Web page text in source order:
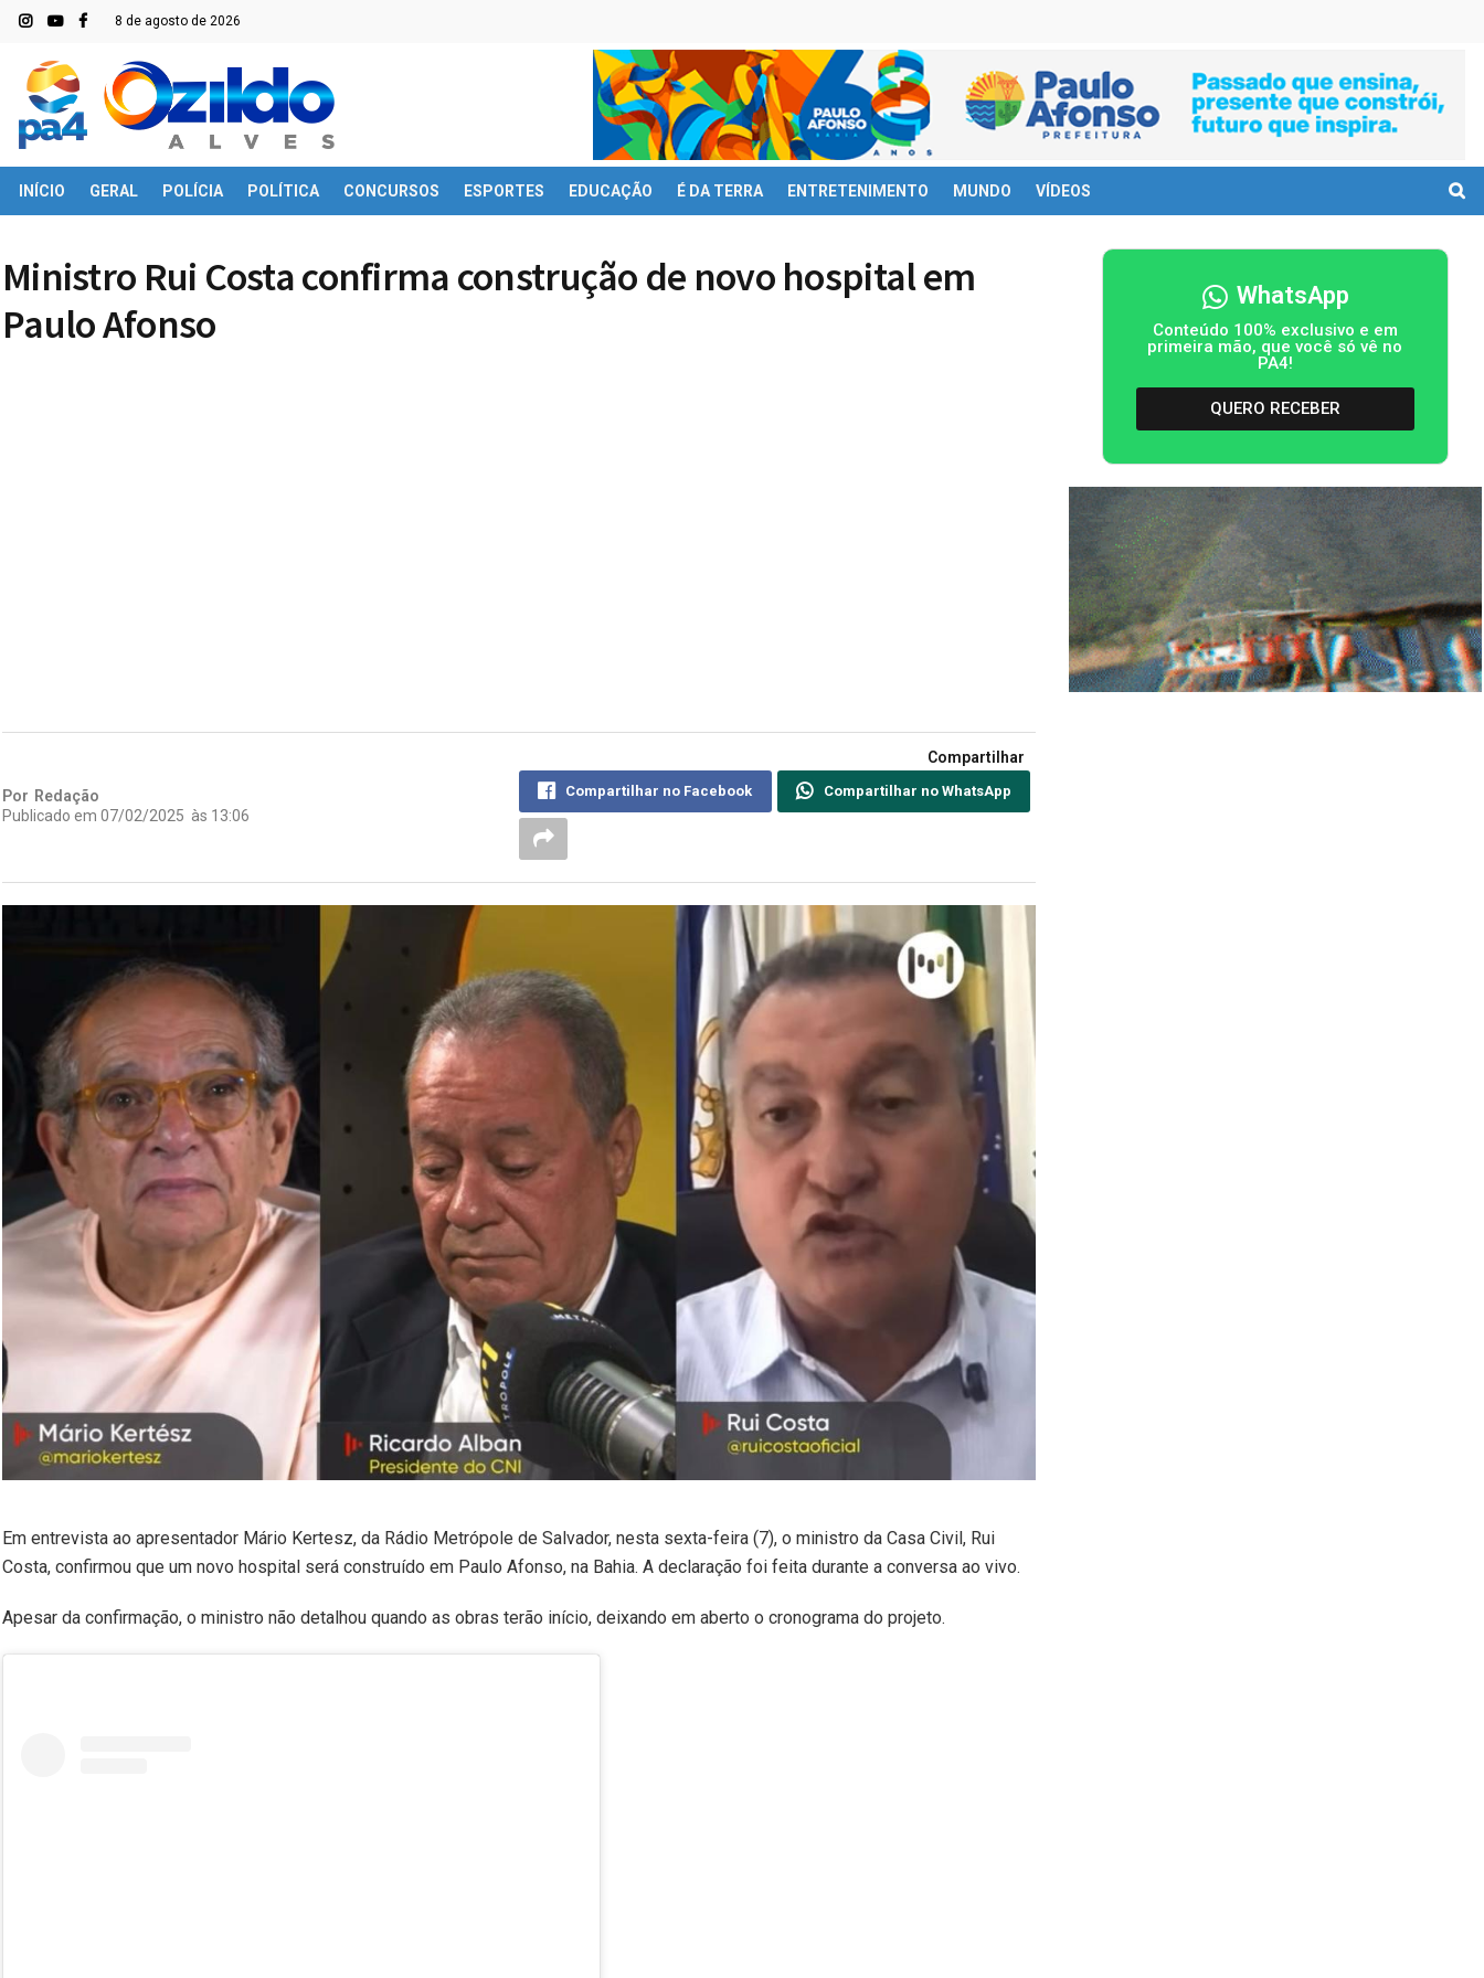
8 de agosto de 2026
INÍCIO GERAL POLÍCIA POLÍTICA CONCURSOS ESPORTES EDUCAÇÃO É DA TERRA ENTRETENIMENTO MUNDO VÍDEOS
Ministro Rui Costa confirma construção de novo hospital em
Paulo Afonso
Por Redação
Publicado em 07/02/2025 às 13:06
Compartilhar
Compartilhar no Facebook Compartilhar no WhatsApp
Em entrevista ao apresentador Mário Kertesz, da Rádio Metrópole de Salvador, nesta sexta-feira (7), o ministro da Casa Civil, Rui
Costa, confirmou que um novo hospital será construído em Paulo Afonso, na Bahia. A declaração foi feita durante a conversa ao vivo.
Apesar da confirmação, o ministro não detalhou quando as obras terão início, deixando em aberto o cronograma do projeto.
WhatsApp
Conteúdo 100% exclusivo e em
primeira mão, que você só vê no
PA4!
QUERO RECEBER